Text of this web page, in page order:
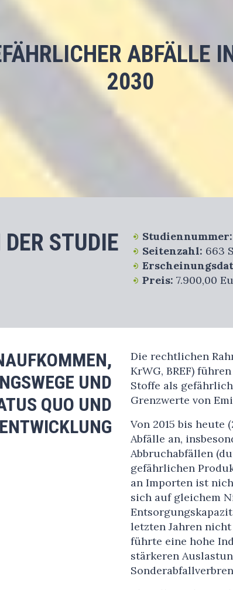
ABFÄLLE
2030
STUDIE Studiennummer:
Seitenzahl: 663
Preis: 7.900,00
UND
QUO UND
ENTWICKLUNG
Die rechtlichen
KrWG, BREF)
Stoffe als
Grenzwerte von
Von 2015 bis heute
Abfälle an,
Abbruchabfällen
gefährlichen
an Importen ist
sich auf gleichem
letzten Jahren
führte eine hohe
stärkeren